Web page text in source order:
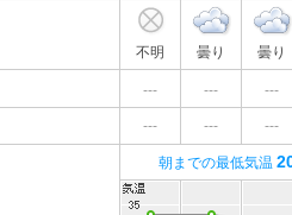
不明 曇り 曇り
--- --- ---
--- --- ---
朝までの最低気温